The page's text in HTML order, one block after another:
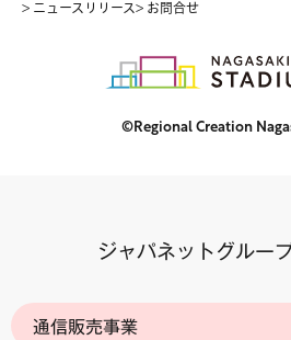
> ニュースリリース> お問合せ
©Regional Creation
ジャパネットグルー
通信販売事業